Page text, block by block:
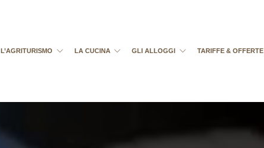
L’AGRITURISMO LA CUCINA GLI ALLOGGI TARIFFE & OFFERTE